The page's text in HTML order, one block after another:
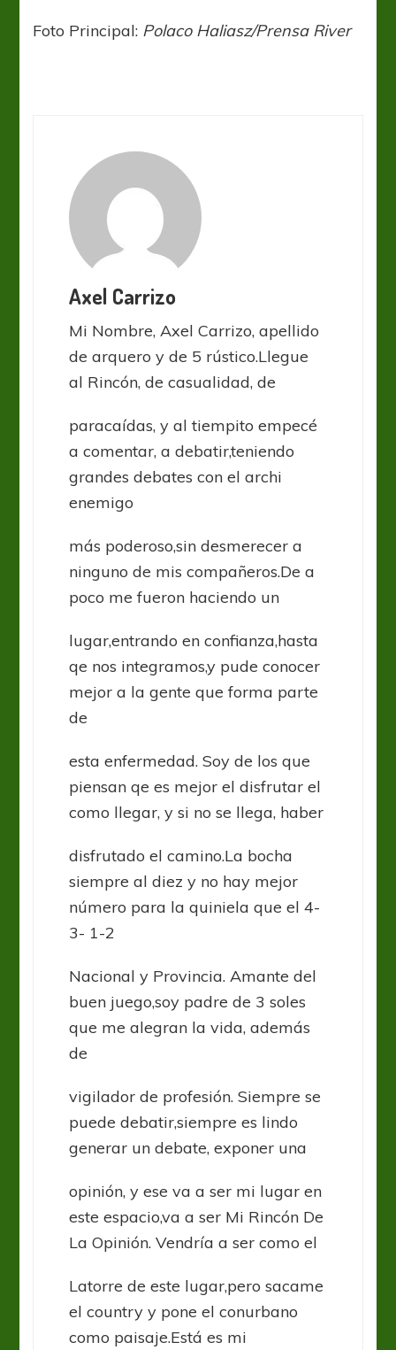
Foto Principal: Polaco Haliasz/Prensa River
Axel Carrizo
Mi Nombre, Axel Carrizo, apellido
de arquero y de 5 rústico.Llegue
al Rincón, de casualidad, de
paracaídas, y al tiempito empecé
a comentar, a debatir,teniendo
grandes debates con el archi
enemigo
más poderoso,sin desmerecer a
ninguno de mis compañeros.De a
poco me fueron haciendo un
lugar,entrando en confianza,hasta
qe nos integramos,y pude conocer
mejor a la gente que forma parte
de
esta enfermedad. Soy de los que
piensan qe es mejor el disfrutar el
como llegar, y si no se llega, haber
disfrutado el camino.La bocha
siempre al diez y no hay mejor
número para la quiniela que el 4-
3- 1-2
Nacional y Provincia. Amante del
buen juego,soy padre de 3 soles
que me alegran la vida, además
de
vigilador de profesión. Siempre se
puede debatir,siempre es lindo
generar un debate, exponer una
opinión, y ese va a ser mi lugar en
este espacio,va a ser Mi Rincón De
La Opinión. Vendría a ser como el
Latorre de este lugar,pero sacame
el country y pone el conurbano
como paisaje.Está es mi